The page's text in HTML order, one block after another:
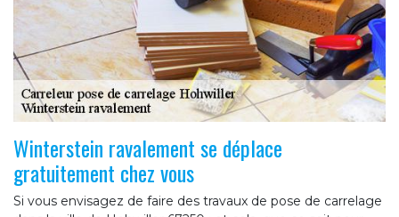
Winterstein ravalement se déplace
gratuitement chez vous
Si vous envisagez de faire des travaux de pose de carrelage